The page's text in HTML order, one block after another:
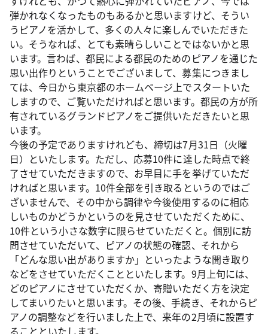
弾かれなくなったものもあるかと思いますけど、そうい
うピアノを活かして、多くの人々に楽しんでいただきた
い。そうなれば、とても素晴らしいことではないかと思
います。言わば、都民による都民のためのピアノを通じた
思い出作りということでございまして、募集につきまし
ては、今日から東京都のホームページ上でスタートいた
しますので、ご覧いただければと思います。都民の方が所
有されているグランドピアノをご提供いただきたいと思
います。
今後の予定でありますけれども、締切は7月31日（火曜
日）といたします。ただし、応募10件に達した時点で終
了させていただきますので、お早目に手を挙げていただ
ければと思います。10件全部を引き取るというのではご
ざいませんで、その中から調律や今後使用するのに相応
しいものかどうかというのを見させていただくために、
10件という小さな数字に限らせていただくと。個別に訪
問させていただいて、ピアノの状態の確認、それから
「どんな思い出がありますか」といったような聞き取り
などをさせていただくことといたします。9月上旬には、
どのピアノにさせていただくか、寄贈いただく方を決定
してまいりたいと思います。その後、手続き、それからピ
アノの調整などを行いました上で、来年の2月頃に設置す
ることといたします。